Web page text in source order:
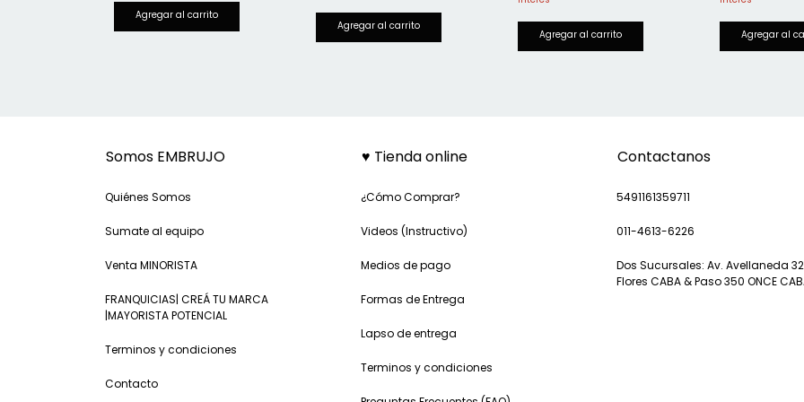
Somos EMBRUJO
Quiénes Somos
Sumate al equipo
Venta MINORISTA
FRANQUICIAS| CREÁ TU MARCA
|MAYORISTA POTENCIAL
Terminos y condiciones
Contacto
♥ Tienda online
¿Cómo Comprar?
Videos (Instructivo)
Medios de pago
Formas de Entrega
Lapso de entrega
Terminos y condiciones
Contactanos
5491161359711
011-4613-6226
Dos Sucursales: Av. Avellaneda
Flores CABA & Paso 350 ONCE